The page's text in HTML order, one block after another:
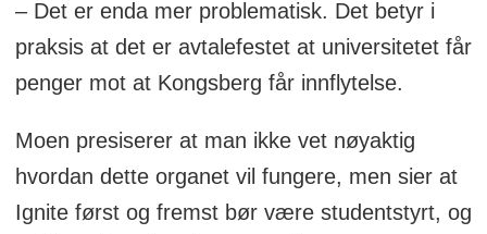
– Det er enda mer problematisk. Det betyr i
praksis at det er avtalefestet at universitetet får
penger mot at Kongsberg får innflytelse.
Moen presiserer at man ikke vet nøyaktig
hvordan dette organet vil fungere, men sier at
Ignite først og fremst bør være studentstyrt, og